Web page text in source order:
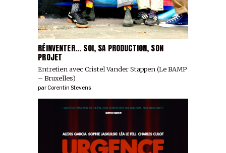
RÉINVENTER... SOI, SA PRODUCTION, SON
PROJET
Entretien avec Cristel Vander Stappen (Le BAMP
– Bruxelles)
parCorentin Stevens